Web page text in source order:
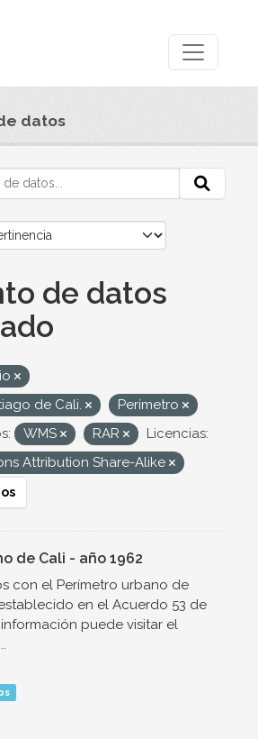
datos
de datos
de Cali.
Perímetro
WMS RAR
Licencias:
Attribution Share-Alike
de Cali - año 1962
con el Perímetro urbano de
en el Acuerdo 53 de
puede visitar el